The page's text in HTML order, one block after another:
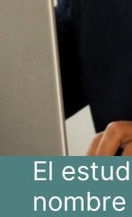
El
nombre